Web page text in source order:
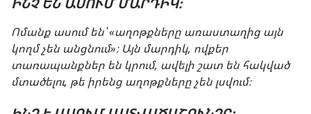
Ոմանք ասում են՝ «աղոթքները առաստաղից այն
կողմ չեն անցնում»։ Այն մարդիկ, ովքեր
տառապանքներ են կրում, ավելի շատ են հակված
մտածելու, թե իրենց աղոթքները չեն լսվում։